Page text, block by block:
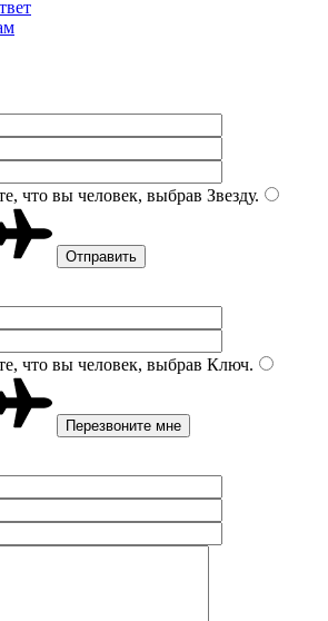
что вы человек, выбрав Звезду.
что вы человек, выбрав Ключ.